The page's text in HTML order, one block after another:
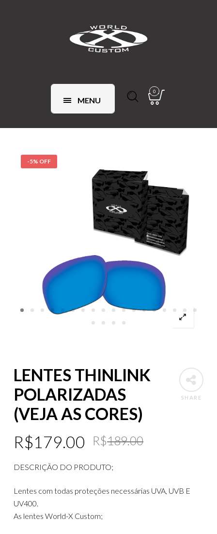
MENU
0
-5% OFF
SHARE
LENTES THINLINK
POLARIZADAS
(VEJA AS CORES)
R$189.00Original
R$179.00
Current
DESCRIÇÃO DO PRODUTO;
Lentes com todas proteções necessárias UVA, UVB E
UV400.
As lentes World-X Custom;